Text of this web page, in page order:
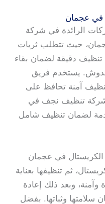
في عجمان
الرائدة في شركة
حيث تتطلب ثريات
تنظيف دقيقة لضمان بقاء
خدوش. يستخدم فريق
آمنة تحافظ على
شركة تنظيف نجف في
لضمان تنظيف شامل
في عجمان
ثم تنظيفها بعناية
وبعد ذلك إعادة
سلامتها وثباتها. بفضل